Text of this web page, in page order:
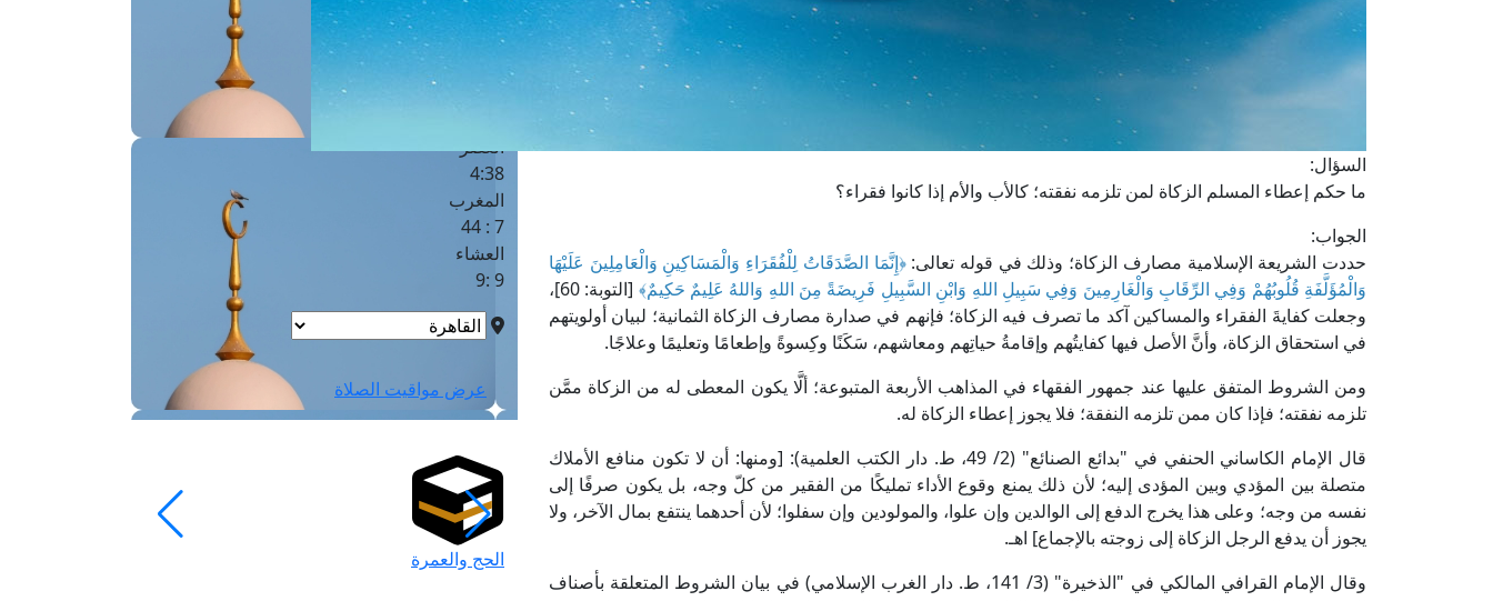
السؤال:
ما حكم إعطاء المسلم الزكاة لمن تلزمه نفقته؛ كالأب والأم إذا كانوا فقراء؟
الجواب:
حددت الشريعة الإسلامية مصارف الزكاة؛ وذلك في قوله تعالى:﴿إِنَّمَا الصَّدَقَاتُ لِلْفُقَرَاءِ وَالْمَسَاكِينِ وَالْعَامِلِينَ عَلَيْهَا
وَالْمُؤَلَّفَةِ قُلُوبُهُمْ وَفِي الرِّقَابِ وَالْغَارِمِينَ وَفِي سَبِيلِ اللهِ وَابْنِ السَّبِيلِ فَرِيضَةً مِنَ اللهِ وَاللهُ عَلِيمٌ حَكِيمٌ﴾
[التوبة: 60]،
وجعلت كفايةَ الفقراء والمساكين آكد ما تصرف فيه الزكاة؛ فإنهم في صدارة مصارف الزكاة الثمانية؛ لبيان أولويتهم
في استحقاق الزكاة، وأنَّ الأصل فيها كفايتُهم وإقامةُ حياتِهم ومعاشهم، سَكَنًا وكِسوةً وإطعامًا وتعليمًا وعلاجًا.
ومن الشروط المتفق عليها عند جمهور الفقهاء في المذاهب الأربعة المتبوعة؛ ألَّا يكون المعطى له من الزكاة ممَّن
تلزمه نفقته؛ فإذا كان ممن تلزمه النفقة؛ فلا يجوز إعطاء الزكاة له.
قال الإمام الكاساني الحنفي في "بدائع الصنائع" (2/ 49، ط. دار الكتب العلمية): [ومنها: أن لا تكون منافع الأملاك
متصلة بين المؤدي وبين المؤدى إليه؛ لأن ذلك يمنع وقوع الأداء تمليكًا من الفقير من كلّ وجه، بل يكون صرفًا إلى
نفسه من وجه؛ وعلى هذا يخرج الدفع إلى الوالدين وإن علوا، والمولودين وإن سفلوا؛ لأن أحدهما ينتفع بمال الآخر، ولا
يجوز أن يدفع الرجل الزكاة إلى زوجته بالإجماع] اهـ.
وقال الإمام القرافي المالكي في "الذخيرة" (3/ 141، ط. دار الغرب الإسلامي) في بيان الشروط المتعلقة بأصناف
4 :41
الشروق
العصر
4:38
المغرب
7 : 44
العشاء
9 :9
عرض مواقيت الصلاة
الحج والعمرة